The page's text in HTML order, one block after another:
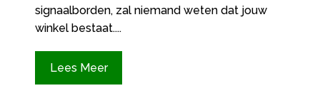
signaalborden, zal niemand weten dat jouw
winkel bestaat....
Lees Meer